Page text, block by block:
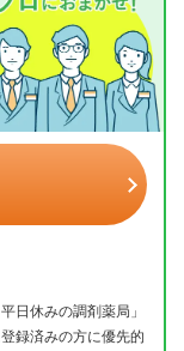
日休みの調剤薬局」
録済みの方に優先的